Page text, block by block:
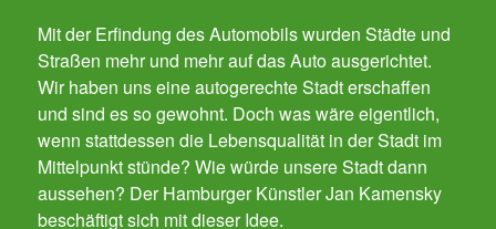
Mit der Erfindung des Automobils wurden Städte und
Straßen mehr und mehr auf das Auto ausgerichtet.
Wir haben uns eine autogerechte Stadt erschaffen
und sind es so gewohnt. Doch was wäre eigentlich,
wenn stattdessen die Lebensqualität in der Stadt im
Mittelpunkt stünde? Wie würde unsere Stadt dann
aussehen? Der Hamburger Künstler Jan Kamensky
beschäftigt sich mit dieser Idee.